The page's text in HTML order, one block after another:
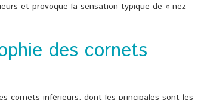
et provoque la sensation typique de « nez
des cornets
cornets inférieurs, dont les principales sont les